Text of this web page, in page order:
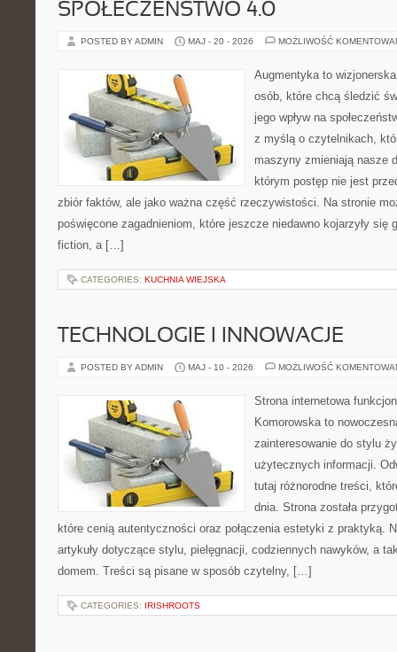
SPOŁECZEŃSTWO 4.0
POSTED BY ADMIN MAJ - 20 - 2026 MOŻLIWOŚĆ
Augmentyka to
osób, które chcą śledzić
jego wpływ na
z myślą o czytelnikach,
maszyny zmieniają nasze
którym postęp nie jest
zbiór faktów, ale jako ważna część rzeczywistości. Na stronie
poświęcone zagadnieniom, które jeszcze niedawno kojarzyły się
fiction, a […]
CATEGORIES: KUCHNIA WIEJSKA
TECHNOLOGIE I INNOWACJE
POSTED BY ADMIN MAJ - 10 - 2026 MOŻLIWOŚĆ
Strona internetowa
Komorowska to
zainteresowanie do stylu
użytecznych informacji.
tutaj różnorodne treści,
dnia. Strona została
które cenią autentyczności oraz połączenia estetyki z praktyką.
artykuły dotyczące stylu, pielęgnacji, codziennych nawyków, a
domem. Treści są pisane w sposób czytelny, […]
CATEGORIES: IRISHROOTS